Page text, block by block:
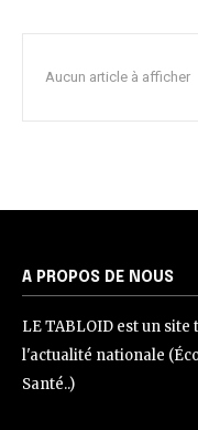
Aucun article à afficher
A PROPOS DE NOUS
LE TABLOID est un
l'actualité nationale
Santé..)